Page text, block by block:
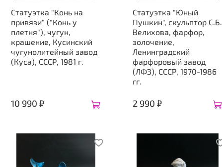
Статуэтка "Конь на
привязи" ("Конь у
плетня"), чугун,
крашение, Кусинский
чугунолитейный завод
(Куса), СССР, 1981 г.
10 990 ₽
Статуэтка "Юный
Пушкин", скульптор С.Б.
Велихова, фарфор,
золочение,
Ленинградский
фарфоровый завод
(ЛФЗ), СССР, 1970-1986
гг.
2 990 ₽